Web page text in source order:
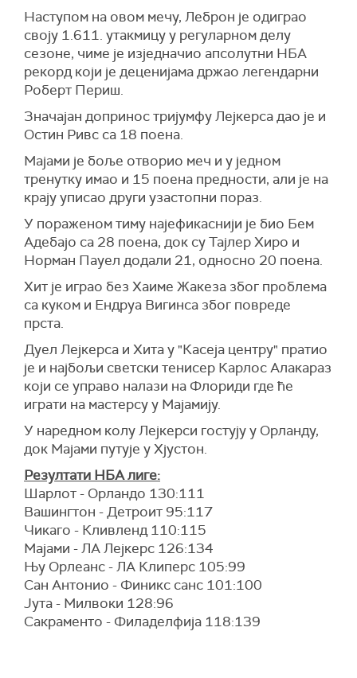
Наступом на овом мечу, Леброн је одиграо
своју 1.611. утакмицу у регуларном делу
сезоне, чиме је изједначио апсолутни НБА
рекорд који је деценијама држао легендарни
Роберт Периш.
Значајан допринос тријумфу Лејкерса дао је и
Остин Ривс са 18 поена.
Мајами је боље отворио меч и у једном
тренутку имао и 15 поена предности, али је на
крају уписао други узастопни пораз.
У пораженом тиму најефикаснији је био Бем
Адебајо са 28 поена, док су Тајлер Хиро и
Норман Пауел додали 21, односно 20 поена.
Хит је играо без Хаиме Жакеза због проблема
са куком и Ендруа Вигинса због повреде
прста.
Дуел Лејкерса и Хита у "Касеја центру" пратио
је и најбољи светски тенисер Карлос Алакараз
који се управо налази на Флориди где ће
играти на мастерсу у Мајамију.
У наредном колу Лејкерси гостују у Орланду,
док Мајами путује у Хјустон.
Резултати НБА лиге:
Шарлот - Орландо 130:111
Вашингтон - Детроит 95:117
Чикаго - Кливленд 110:115
Мајами - ЛА Лејкерс 126:134
Њу Орлеанс - ЛА Клиперс 105:99
Сан Антонио - Финикс санс 101:100
Јута - Милвоки 128:96
Сакраменто - Филаделфија 118:139